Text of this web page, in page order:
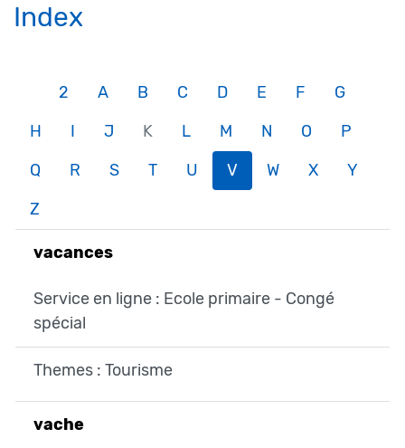
Index
2 A B C D E F
G
H
I J K L M N O
P
Q
R S T U V W X
Y
Z
vacances
Service en ligne : Ecole primaire - Congé
spécial
Themes : Tourisme
vache